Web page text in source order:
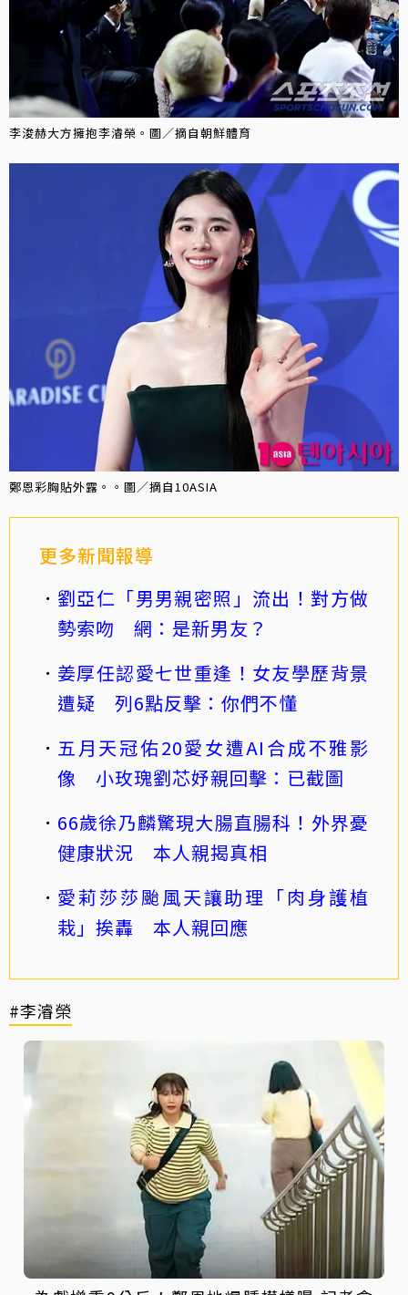
李浚赫大方擁抱李濬榮。圖／摘自朝鮮體育
鄭恩彩胸貼外露。。圖／摘自10ASIA
更多新聞報導
劉亞仁「男男親密照」流出！對方做
勢索吻 網：是新男友？
姜厚任認愛七世重逢！女友學歷背景
遭疑 列6點反擊：你們不懂
五月天冠佑20愛女遭AI合成不雅影
像 小玫瑰劉芯妤親回擊：已截圖
66歲徐乃麟驚現大腸直腸科！外界憂
健康狀況 本人親揭真相
愛莉莎莎颱風天讓助理「肉身護植
栽」挨轟 本人親回應
#李濬榮